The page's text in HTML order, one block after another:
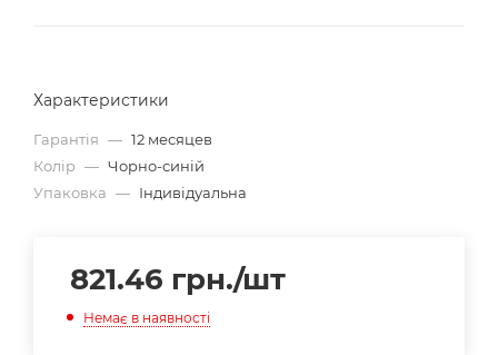
Характеристики
Гарантія — 12 месяцев
Колір — Чорно-синій
Упаковка — Індивідуальна
821.46 грн./шт
Немає в наявності